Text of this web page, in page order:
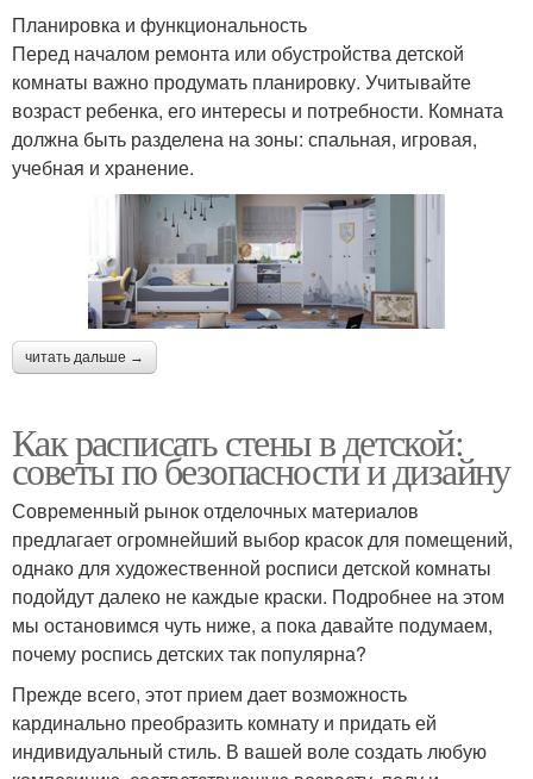
Планировка и функциональность
Перед началом ремонта или обустройства детской
комнаты важно продумать планировку. Учитывайте
возраст ребенка, его интересы и потребности. Комната
должна быть разделена на зоны: спальная, игровая,
учебная и хранение.
читать дальше →
Как расписать стены в детской:
советы по безопасности и дизайну
Современный рынок отделочных материалов
предлагает огромнейший выбор красок для помещений,
однако для художественной росписи детской комнаты
подойдут далеко не каждые краски. Подробнее на этом
мы остановимся чуть ниже, а пока давайте подумаем,
почему роспись детских так популярна?
Прежде всего, этот прием дает возможность
кардинально преобразить комнату и придать ей
индивидуальный стиль. В вашей воле создать любую